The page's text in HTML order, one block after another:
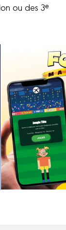
ou des 3ᵉ